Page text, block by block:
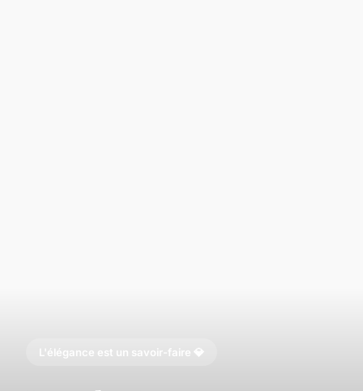
L'élégance est un savoir-faire 💎